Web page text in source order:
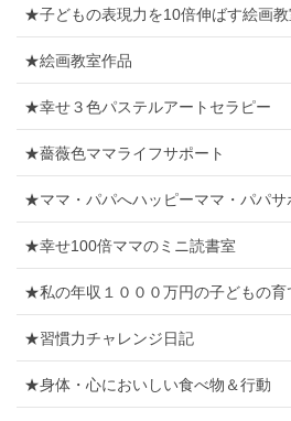
★子どもの表現力を10倍伸ばす絵画教
★絵画教室作品
★幸せ３色パステルアートセラピー
★薔薇色ママライフサポート
★ママ・パパへハッピーママ・パパサ
★幸せ100倍ママのミニ読書室
★私の年収１０００万円の子どもの育
★習慣力チャレンジ日記
★身体・心においしい食べ物＆行動